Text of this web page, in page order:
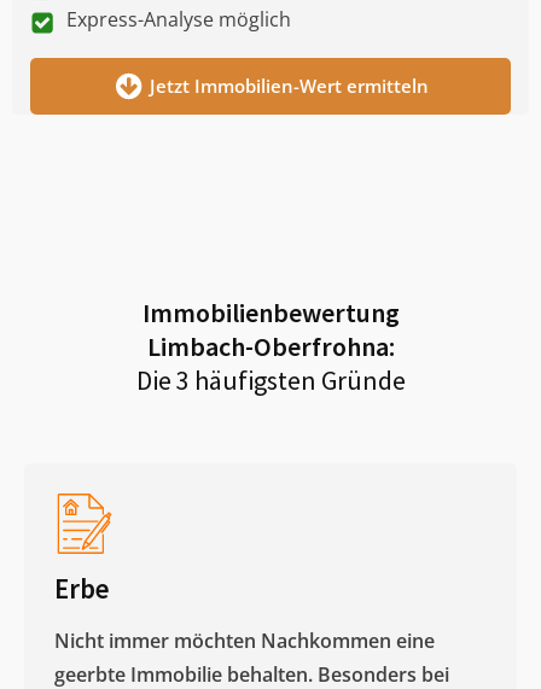
Express-Analyse möglich
Jetzt Immobilien-Wert ermitteln
Immobilienbewertung
Limbach-Oberfrohna:
Die 3 häufigsten Gründe
Erbe
Nicht immer möchten Nachkommen eine
geerbte Immobilie behalten. Besonders bei